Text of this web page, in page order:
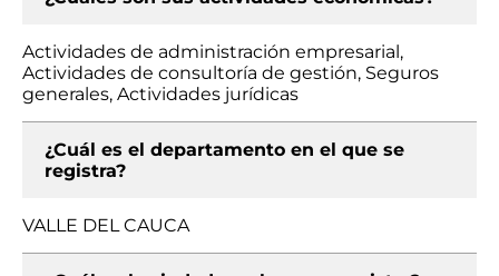
Actividades de administración empresarial,
Actividades de consultoría de gestión, Seguros
generales, Actividades jurídicas
¿Cuál es el departamento en el que se
registra?
VALLE DEL CAUCA